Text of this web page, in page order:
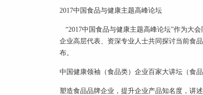
2017中国食品与健康主题高峰论坛
“2017中国食品与健康主题高峰论坛”作为大
企业高层代表、资深专业人士共同探讨当前食
布。
中国 健康领袖（食品类）企业百家大讲坛（食
塑造食品品牌企业，提升企业产品知名度，讲